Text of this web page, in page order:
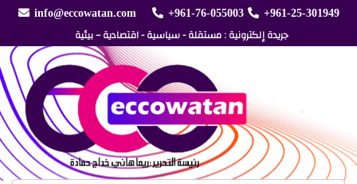
info@eccowatan.com +961-76-055003 +961-25-301949
جريدة إلكترونية : مستقلة - سياسية - اقتصادية – بيئية